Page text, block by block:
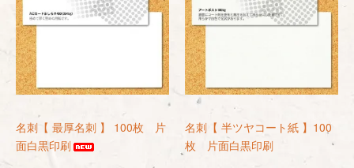
名刺【 最厚名刺 】 100枚 片
面白黒印刷
名刺【 半ツヤコート紙 】100
枚 片面白黒印刷